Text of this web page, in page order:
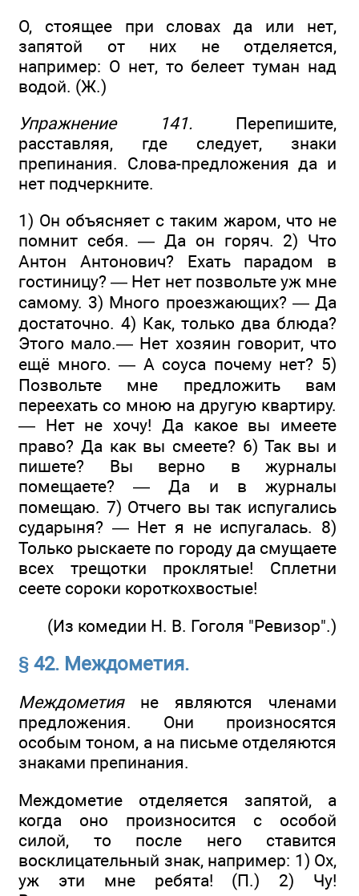
О, стоящее при словах да или нет,
запятой от них не отделяется,
например: О нет, то белеет туман над
водой. (Ж.)
Упражнение 141. Перепишите,
расставляя, где следует, знаки
препинания. Слова-предложения да и
нет подчеркните.
1) Он объясняет с таким жаром, что не
помнит себя. — Да он горяч. 2) Что
Антон Антонович? Ехать парадом в
гостиницу? — Нет нет позвольте уж мне
самому. 3) Много проезжающих? — Да
достаточно. 4) Как, только два блюда?
Этого мало.— Нет хозяин говорит, что
ещё много. — А соуса почему нет? 5)
Позвольте мне предложить вам
переехать со мною на другую квартиру.
— Нет не хочу! Да какое вы имеете
право? Да как вы смеете? 6) Так вы и
пишете? Вы верно в журналы
помещаете? — Да и в журналы
помещаю. 7) Отчего вы так испугались
сударыня? — Нет я не испугалась. 8)
Только рыскаете по городу да смущаете
всех трещотки проклятые! Сплетни
сеете сороки короткохвостые!
(Из комедии Н. В. Гоголя "Ревизор".)
§ 42. Междометия.
Междометияне являются членами
предложения. Они произносятся
особым тоном, а на письме отделяются
знаками препинания.
Междометие отделяется запятой, а
когда оно произносится с особой
силой, то после него ставится
восклицательный знак, например: 1) Ох,
уж эти мне ребята! (П.) 2) Чу!